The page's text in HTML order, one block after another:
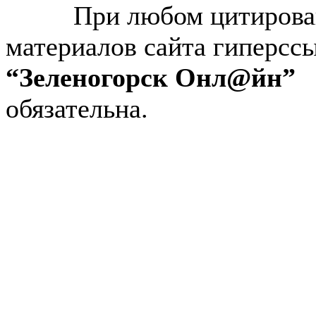
При любом
материалов сайта
“Зеленогорск Онл@йн”
обязательна.